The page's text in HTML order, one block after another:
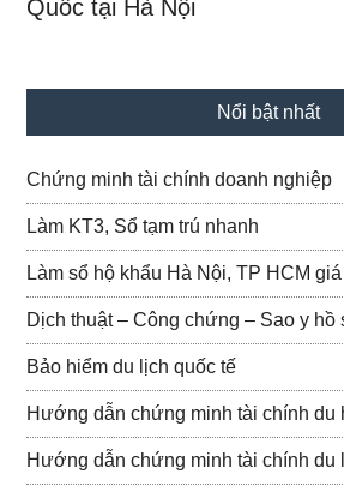
Quốc tại Hà Nội
Nổi bật nhất
Chứng minh tài chính doanh nghiệp
Làm KT3, Sổ tạm trú nhanh
Làm sổ hộ khẩu Hà Nội, TP HCM
Dịch thuật – Công chứng – Sao y hồ
Bảo hiểm du lịch quốc tế
Hướng dẫn chứng minh tài chính du
Hướng dẫn chứng minh tài chính du